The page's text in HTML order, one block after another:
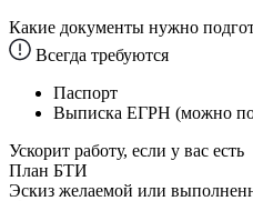
Какие документы нужно
Всегда требуются
Паспорт
Выписка ЕГРН (можно
Ускорит работу, если у вас есть
План БТИ
Эскиз желаемой или